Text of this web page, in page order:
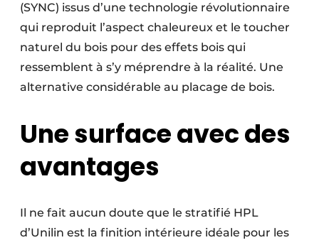
(SYNC) issus d’une technologie révolutionnaire
qui reproduit l’aspect chaleureux et le toucher
naturel du bois pour des effets bois qui
ressemblent à s’y méprendre à la réalité. Une
alternative considérable au placage de bois.
Une surface avec des
avantages
Il ne fait aucun doute que le stratifié HPL
d’Unilin est la finition intérieure idéale pour les